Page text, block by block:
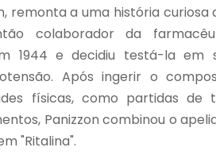
remonta a uma história curiosa
colaborador da
1944 e decidiu testá-la em
Após ingerir o
físicas, como partidas de
Panizzon combinou o
"Ritalina".